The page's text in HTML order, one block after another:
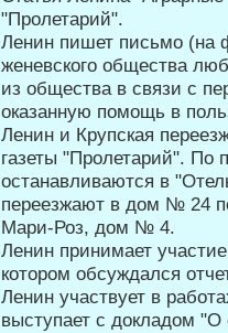
"Пролетарий".
Ленин пишет письмо (на
женевского общества
из общества в связи с
оказанную по­мощь в
Ленин и Крупская
газеты "Пролетарий".
останавливаются в
переезжают в дом № 24
Мари-Роз, дом № 4.
Ленин принимает
котором об­суждался
Ленин участвует в
выступает с докладом